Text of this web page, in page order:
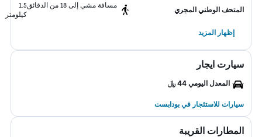
المتحف الوطني المجري
مسافة مشي إلى 18 من الدقائق
1.5
كيلومتر
إظهار المزيد
سيارت ايجار
المعدل اليومي 44 ﷼
سيارات للاستئجار في بودابست
المطارات القريبة